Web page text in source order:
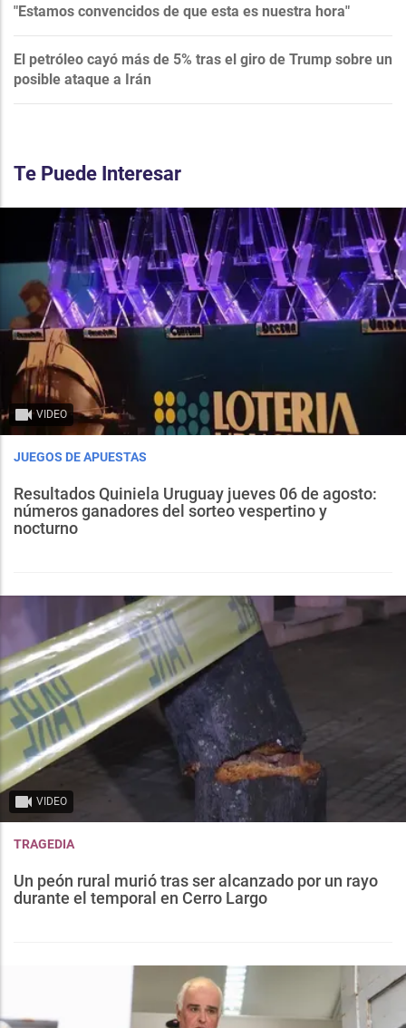
"Estamos convencidos de que esta es nuestra hora"
El petróleo cayó más de 5% tras el giro de Trump sobre un
posible ataque a Irán
Te Puede Interesar
VIDEO
JUEGOS DE APUESTAS
Resultados Quiniela Uruguay jueves 06 de agosto:
números ganadores del sorteo vespertino y
nocturno
VIDEO
TRAGEDIA
Un peón rural murió tras ser alcanzado por un rayo
durante el temporal en Cerro Largo